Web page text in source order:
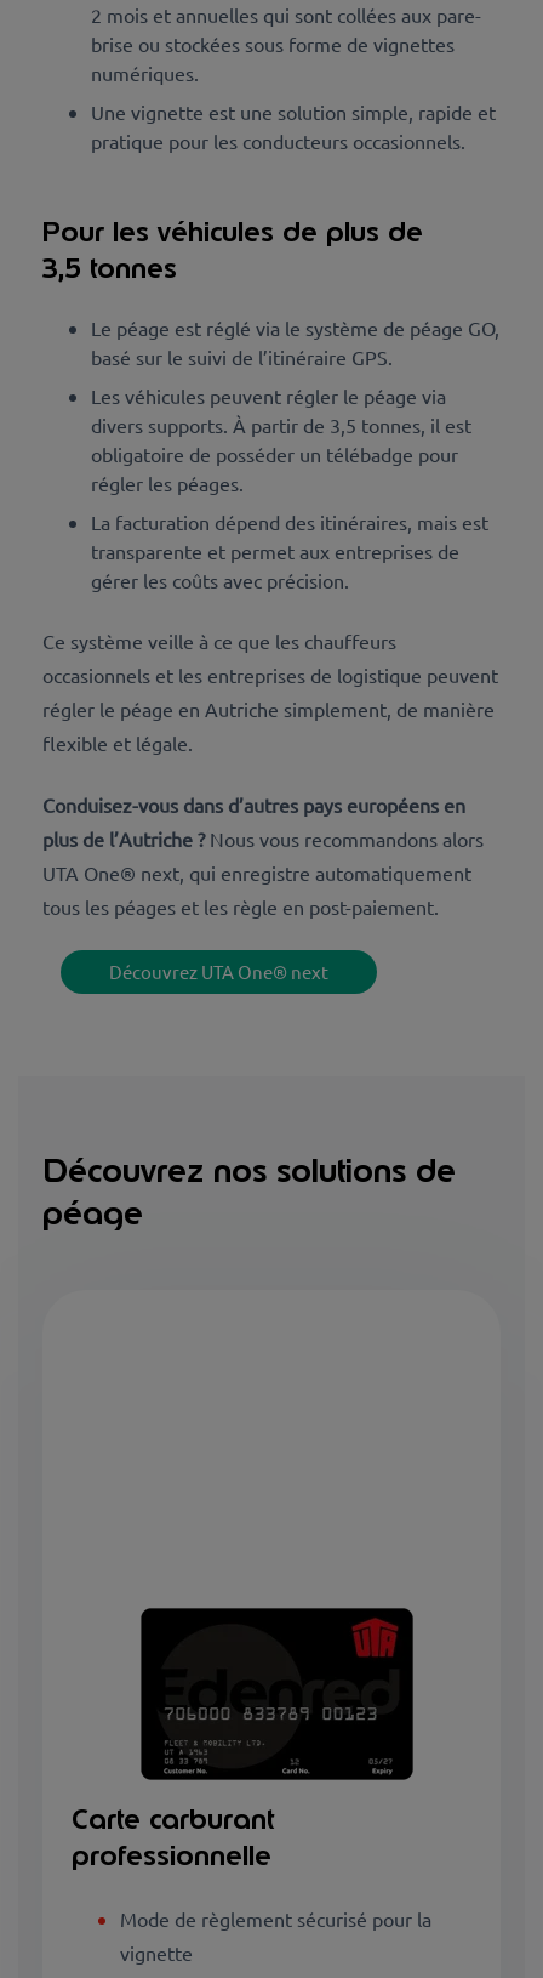
2 mois et annuelles qui sont collées aux pare-
brise ou stockées sous forme de vignettes
numériques.
Une vignette est une solution simple, rapide et
pratique pour les conducteurs occasionnels.
Pour les véhicules de plus de
3,5 tonnes
Le péage est réglé via le système de péage GO,
basé sur le suivi de l’itinéraire GPS.
Les véhicules peuvent régler le péage via
divers supports. À partir de 3,5 tonnes, il est
obligatoire de posséder un télébadge pour
régler les péages.
La facturation dépend des itinéraires, mais est
transparente et permet aux entreprises de
gérer les coûts avec précision.
Ce système veille à ce que les chauffeurs
occasionnels et les entreprises de logistique peuvent
régler le péage en Autriche simplement, de manière
flexible et légale.
Conduisez-vous dans d’autres pays européens en
plus de l’Autriche ?Nous vous recommandons alors
UTA One® next, qui enregistre automatiquement
tous les péages et les règle en post-paiement.
Découvrez UTA One® next
Découvrez nos solutions de
péage
Carte carburant
professionnelle
Mode de règlement sécurisé pour la
vignette